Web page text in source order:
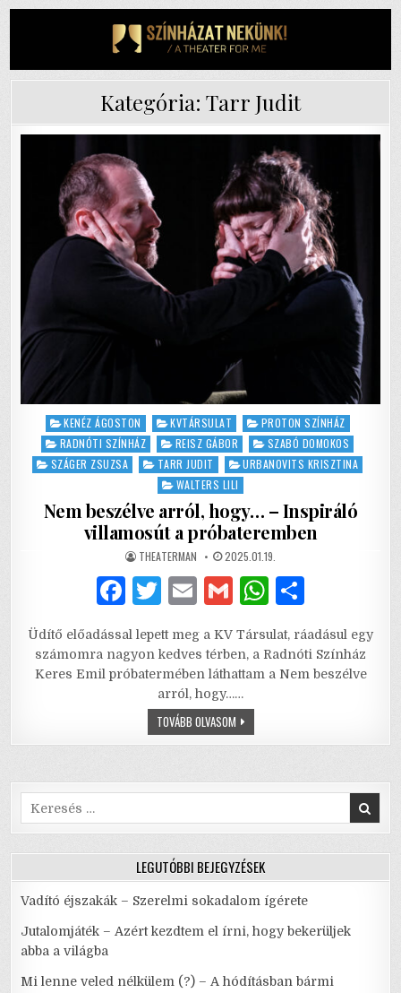
Kategória: Tarr Judit
Posted
in
KENÉZ ÁGOSTON KVTÁRSULAT
PROTON SZÍNHÁZ
RADNÓTI SZÍNHÁZ
REISZ GÁBOR
SZABÓ DOMOKOS
SZÁGER ZSUZSA
TARR JUDIT
URBANOVITS KRISZTINA
WALTERS LILI
Nem beszélve arról, hogy… – Inspiráló
villamosút a próbateremben
AUTHOR:
THEATERMAN PUBLISHED
DATE:
2025.01.19.
F
c
e
b
k
T
it
te
r
E
ai
l
G
ai
l
W
at
s
ar
e
Üdítő előadással lepett meg a KV Társulat, ráadásul egy
számomra nagyon kedves térben, a Radnóti Színház
Keres Emil próbatermében láthattam a Nem beszélve
arról, hogy……
TOVÁBB OLVASOMNEM
BESZÉLVE
ARRÓL,
INSPIRÁLÓ
VILLAMOSÚT
Search
for:
LEGUTÓBBI BEJEGYZÉSEK
Vadító éjszakák – Szerelmi sokadalom ígérete
Jutalomjáték – Azért kezdtem el írni, hogy bekerüljek
abba a világba
Mi lenne veled nélkülem (?) – A hódításban bármi